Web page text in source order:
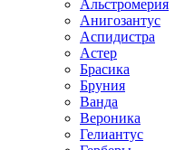
Альстромерия
Анигозантус
Аспидистра
Астер
Брасика
Бруния
Ванда
Вероника
Гелиантус